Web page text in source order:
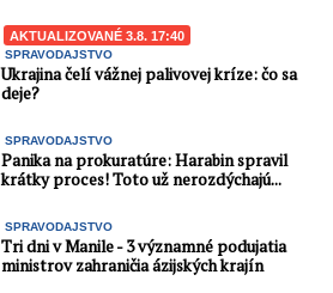
AKTUALIZOVANÉ 3.8. 17:40
SPRAVODAJSTVO
Ukrajina čelí vážnej palivovej kríze: čo sa
deje?
SPRAVODAJSTVO
Panika na prokuratúre: Harabin spravil
krátky proces! Toto už nerozdýchajú...
SPRAVODAJSTVO
Tri dni v Manile - 3 významné podujatia
ministrov zahraničia ázijských krajín